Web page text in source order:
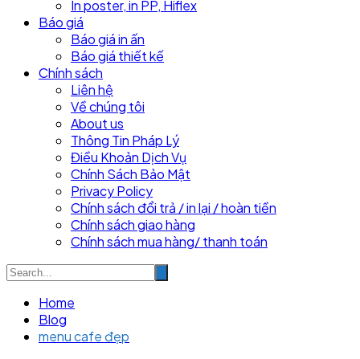
In poster, in PP, Hiflex
Báo giá
Báo giá in ấn
Báo giá thiết kế
Chính sách
Liên hệ
Về chúng tôi
About us
Thông Tin Pháp Lý
Điều Khoản Dịch Vụ
Chính Sách Bảo Mật
Privacy Policy
Chính sách đổi trả / in lại / hoàn tiền
Chính sách giao hàng
Chính sách mua hàng/ thanh toán
Home
Blog
menu cafe đẹp